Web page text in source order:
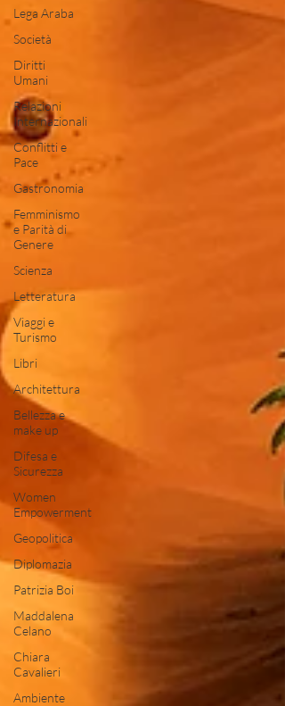
Lega Araba
Società
Diritti
Umani
Relazioni
Internazionali
Conflitti e
Pace
Gastronomia
Femminismo
e Parità di
Genere
Scienza
Letteratura
Viaggi e
Turismo
Libri
Architettura
Bellezza e
make up
Difesa e
Sicurezza
Women
Empowerment
Geopolitica
Diplomazia
Patrizia Boi
Maddalena
Celano
Chiara
Cavalieri
Ambiente